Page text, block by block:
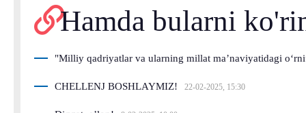
Hamda bularni
"Milliy qadriyatlar va ularning millat ma’naviyatidagi
CHELLENJ BOSHLAYMIZ! 22-02-2025, 15:30